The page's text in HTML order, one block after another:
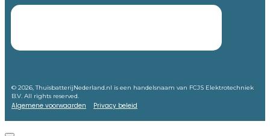
© 2026, ThuisbatterijNederland.nl is een handelsnaam van FCJS Elektrotechniek
B.V. All rights reserved.
Algemene voorwaarden Privacy beleid